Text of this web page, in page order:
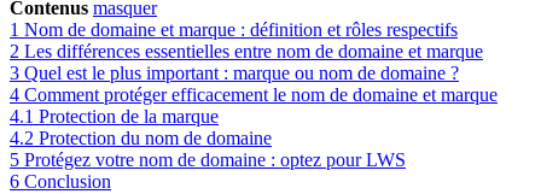
Contenus masquer
1 Nom de domaine et marque : définition et rôles respectifs
2 Les différences essentielles entre nom de domaine et marque
3 Quel est le plus important : marque ou nom de domaine ?
4 Comment protéger efficacement le nom de domaine et marque
4.1 Protection de la marque
4.2 Protection du nom de domaine
5 Protégez votre nom de domaine : optez pour LWS
6 Conclusion